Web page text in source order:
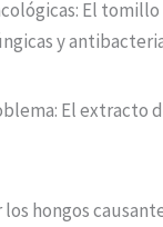
El
y
El extracto
hongos